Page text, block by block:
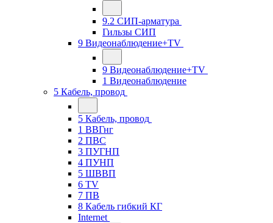
9.2 СИП-арматура
Гильзы СИП
9 Видеонаблюдение+TV
9 Видеонаблюдение+TV
1 Видеонаблюдение
5 Кабель, провод
5 Кабель, провод
1 ВВГнг
2 ПВС
3 ПУГНП
4 ПУНП
5 ШВВП
6 TV
7 ПВ
8 Кабель гибкий КГ
Internet